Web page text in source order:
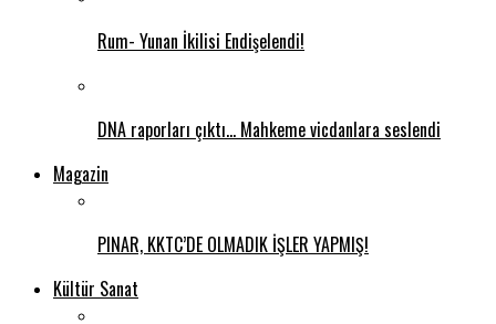
Rum- Yunan İkilisi Endişelendi!
DNA raporları çıktı… Mahkeme vicdanlara seslendi
Magazin
PINAR, KKTC’DE OLMADIK İŞLER YAPMIŞ!
Kültür Sanat